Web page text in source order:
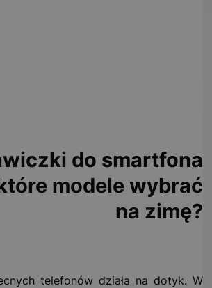
do smartfona
modele wybrać
na zimę?
telefonów działa na dotyk. W